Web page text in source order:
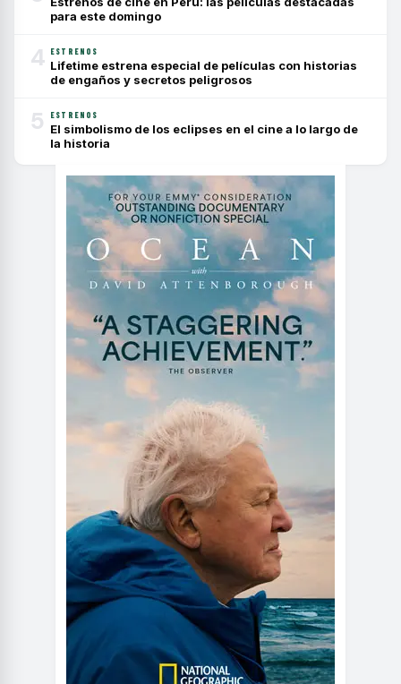
para este domingo
4 ESTRENOS
Lifetime estrena especial de películas con historias
de engaños y secretos peligrosos
5 ESTRENOS
El simbolismo de los eclipses en el cine a lo largo de
la historia